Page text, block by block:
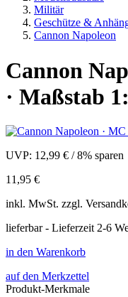
Militär
Geschütze &
Cannon Napoleon
Cannon
· Maßstab
UVP: 12,99 € /8% sparen
11,95 €
inkl. MwSt. zzgl.
lieferbar - Lieferzeit 2-6
in den Warenkorb
auf den Merkzettel
Produkt-Merkmale